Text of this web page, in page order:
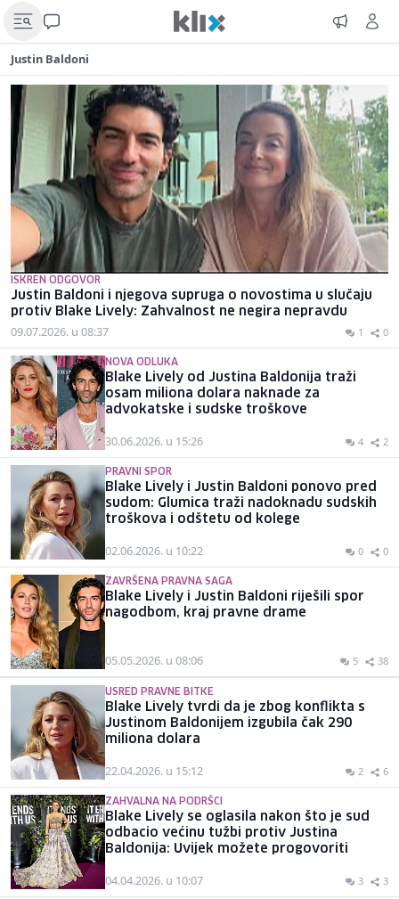
Justin Baldoni
ISKREN ODGOVOR
Justin Baldoni i njegova supruga o novostima u slučaju
protiv Blake Lively: Zahvalnost ne negira nepravdu
09.07.2026. u 08:37 1 0
NOVA ODLUKA
Blake Lively od Justina Baldonija traži
osam miliona dolara naknade za
advokatske i sudske troškove
30.06.2026. u 15:26 4 2
PRAVNI SPOR
Blake Lively i Justin Baldoni ponovo pred
sudom: Glumica traži nadoknadu sudskih
troškova i odštetu od kolege
02.06.2026. u 10:22 0 0
ZAVRŠENA PRAVNA SAGA
Blake Lively i Justin Baldoni riješili spor
nagodbom, kraj pravne drame
05.05.2026. u 08:06 5 38
USRED PRAVNE BITKE
Blake Lively tvrdi da je zbog konflikta s
Justinom Baldonijem izgubila čak 290
miliona dolara
22.04.2026. u 15:12 2 6
ZAHVALNA NA PODRŠCI
Blake Lively se oglasila nakon što je sud
odbacio većinu tužbi protiv Justina
Baldonija: Uvijek možete progovoriti
04.04.2026. u 10:07 3 3